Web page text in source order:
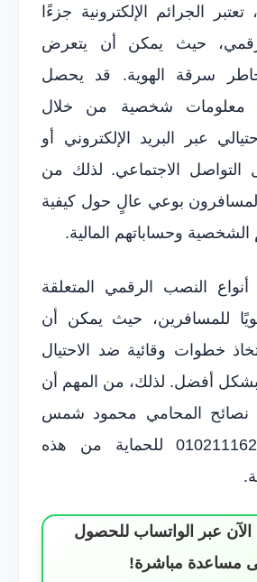
الجرائم الإلكترونية جزءًا
حيث يمكن أن يتعرض
سرقة الهوية. قد يحصل
معلومات شخصية من خلال
عبر البريد الإلكتروني أو
الاجتماعي. لذلك من
بوعي عالٍ حول كيفية
الشخصية وحساباتهم المالية.
أنواع النصب الرقمي المتعلقة
للمسافرين، حيث يمكن أن
خطوات وقائية ضد الاحتيال
أفضل. لذلك، من المهم أن
نصائح المحامي محمود شمس
عبر الرقم 01021116243 للحماية من هذه
الآن عبر الواتساب للحصول
مساعدة مباشرة!